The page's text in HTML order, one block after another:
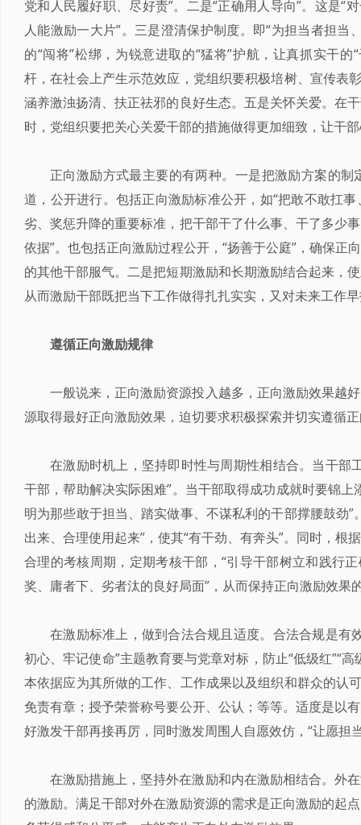
党和人民履好职、尽好责”。二是“正确用人导向”。这是“
人能激励一大片”。三是澄清保护制度。即“为担当者担
的“闯将”松绑，为锐意进取的“猛将”护航，让真抓实干
杆，在社会上产生示范效应，党组织要积极培树、宣传表
涵养激浊扬清、扶正祛邪的良好生态。五是关怀关爱。在
时，党组织要把关心关爱干部的措施做得更加细致，让干
正向激励方式最主要的有两种。一是把激励方案的
道，公开进行。包括正向激励标准公开，如“把敢不敢扛
劣、奖惩升降的重要标准，把干部干了什么事、干了多少
依据”。也包括正向激励过程公开，“扬善于公庭”，确保
的其他干部服气。二是把短期激励和长期激励结合起来，
从而激励干部既把当下工作做得扎扎实实，又对未来工作
遵循正向激励规律
一般说来，正向激励资源投入越多，正向激励效果越
源取得最好正向激励效果，迫切要求积极探索并切实遵循
在激励时机上，坚持即时性与周期性相结合。当干部
干部，帮助解决实际困难”。当干部取得成功成就时要锦
明为那些敢于担当、踏实做事、不谋私利的干部撑腰鼓劲
出来、合理使用起来”，使其“有干劲、有奔头”。同时，
合理的考核周期，定期考核干部，“引导干部树立和践行
奖、庸者下、劣者汰的良好局面”，从而保持正向激励效果
在激励标准上，做到合法合规且适度。合法合规是有
初心、牢记使命”主题教育要与党章对标，防止“低级红”“
本依据应为其所做的工作、工作成果以及组织和群众的认
免责有章；授予荣誉称号要公开、公认；等等。适度是以
好激发干部再接再厉，同时激发周围人自愿效仿，“让愿担
在激励措施上，坚持外在激励和内在激励相结合。外
的激励。满足干部对外在激励资源的需求是正向激励的起